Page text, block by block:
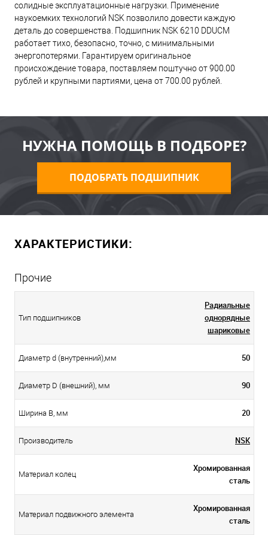
солидные эксплуатационные нагрузки. Применение
наукоемких технологий NSK позволило довести каждую
деталь до совершенства. Подшипник NSK 6210 DDUCM
работает тихо, безопасно, точно, с минимальными
энергопотерями. Гарантируем оригинальное
происхождение товара, поставляем поштучно от 900.00
рублей и крупными партиями, цена от 700.00 рублей.
НУЖНА ПОМОЩЬ В ПОДБОРЕ?
ПОДОБРАТЬ ПОДШИПНИК
ХАРАКТЕРИСТИКИ:
Прочие
Тип подшипников
Радиальные
однорядные
шариковые
Диаметр d (внутренний),мм 50
Диаметр D (внешний), мм 90
Ширина B, мм 20
Производитель NSK
Материал колец
Хромированная
сталь
Материал подвижного элемента
Хромированная
сталь